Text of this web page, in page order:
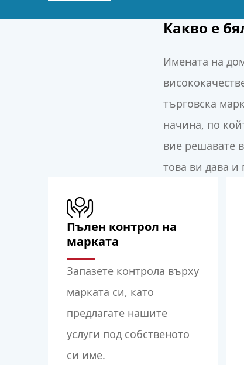
Какво е
Имената на
търговска
начина, по
вие решавате
това ви дава и
Пълен контрол на
марката
Запазете контрола върху
марката си, като
предлагате нашите
услуги под собственото
си име.